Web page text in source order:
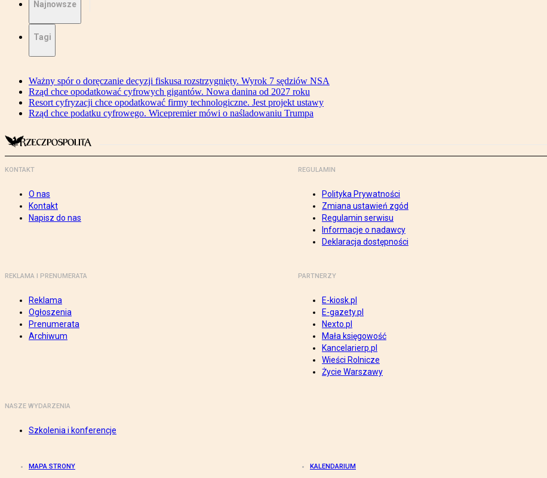
Najnowsze
Tagi
Ważny spór o doręczanie decyzji fiskusa rozstrzygnięty. Wyrok 7 sędziów NSA
Rząd chce opodatkować cyfrowych gigantów. Nowa danina od 2027 roku
Resort cyfryzacji chce opodatkować firmy technologiczne. Jest projekt ustawy
Rząd chce podatku cyfrowego. Wicepremier mówi o naśladowaniu Trumpa
KONTAKT
O nas
Kontakt
Napisz do nas
REGULAMIN
Polityka Prywatności
Zmiana ustawień zgód
Regulamin serwisu
Informacje o nadawcy
Deklaracja dostępności
REKLAMA I PRENUMERATA
Reklama
Ogłoszenia
Prenumerata
Archiwum
PARTNERZY
E-kiosk.pl
E-gazety.pl
Nexto.pl
Mała księgowość
Kancelarierp.pl
Wieści Rolnicze
Życie Warszawy
NASZE WYDARZENIA
Szkolenia i konferencje
MAPA STRONY KALENDARIUM